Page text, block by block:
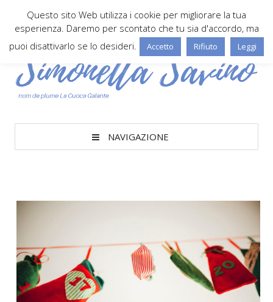
NAVIGAZIONE
Questo sito Web utilizza i cookie per migliorare la tua
esperienza. Daremo per scontato che tu sia d'accordo, ma
puoi disattivarlo se lo desideri.
Accetto Rifiuto Leggi